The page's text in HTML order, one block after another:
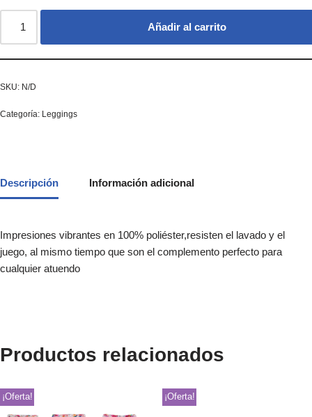
Añadir al carrito
SKU: N/D
Categoría: Leggings
Descripción Información adicional
Impresiones vibrantes en 100% poliéster,resisten el lavado y el
juego, al mismo tiempo que son el complemento perfecto para
cualquier atuendo
Productos relacionados
¡Oferta! ¡Oferta!